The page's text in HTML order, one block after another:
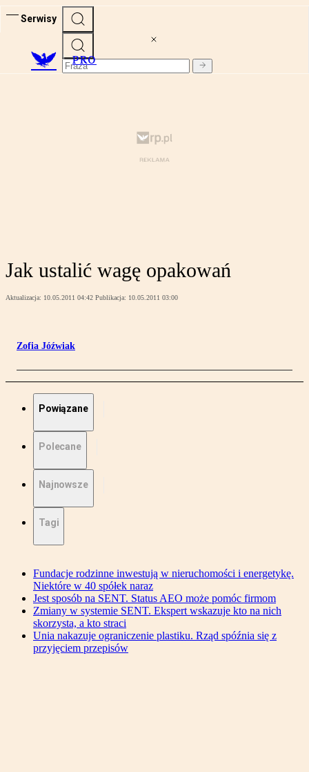
Serwisy
PRO
Jak ustalić wagę opakowań
Aktualizacja: 10.05.2011 04:42 Publikacja: 10.05.2011 03:00
Zofia Jóźwiak
Powiązane
Polecane
Najnowsze
Tagi
Fundacje rodzinne inwestują w nieruchomości i energetykę.
Niektóre w 40 spółek naraz
Jest sposób na SENT. Status AEO może pomóc firmom
Zmiany w systemie SENT. Ekspert wskazuje kto na nich
skorzysta, a kto straci
Unia nakazuje ograniczenie plastiku. Rząd spóźnia się z
przyjęciem przepisów